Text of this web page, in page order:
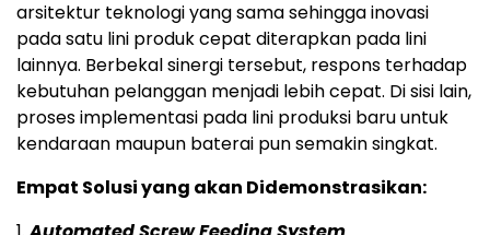
arsitektur teknologi yang sama sehingga inovasi
pada satu lini produk cepat diterapkan pada lini
lainnya. Berbekal sinergi tersebut, respons terhadap
kebutuhan pelanggan menjadi lebih cepat. Di sisi lain,
proses implementasi pada lini produksi baru untuk
kendaraan maupun baterai pun semakin singkat.
Empat Solusi yang akan Didemonstrasikan: